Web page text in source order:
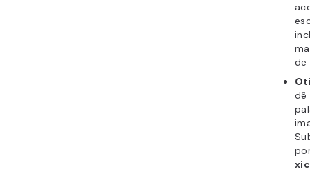
de
dê